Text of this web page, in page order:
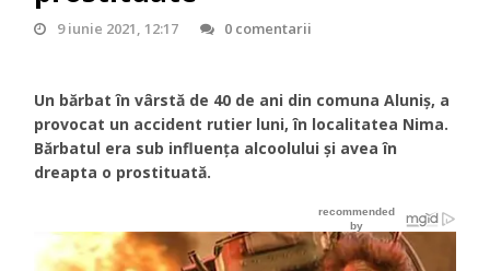
9 iunie 2021, 12:17 0 comentarii
Un bărbat în vârstă de 40 de ani din comuna Aluniș, a
provocat un accident rutier luni, în localitatea Nima.
Bărbatul era sub influența alcoolului și avea în
dreapta o prostituată.